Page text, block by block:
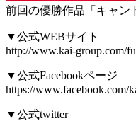
前回の優勝作品「キャン
▼公式WEBサイト
http://www.kai-group.com/
▼公式Facebookページ
https://www.facebook.com/
▼公式twitter